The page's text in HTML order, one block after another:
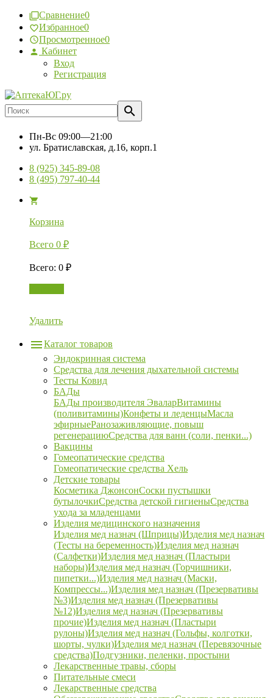
Сравнение0
Избранное0
Просмотренное0
Кабинет
Вход
Регистрация
Пн-Вс 09:00—21:00
ул. Братиславская, д.16, корп.1
8 (925) 345-89-08
8 (495) 797-40-44
Корзина
Всего 0 ₽
Всего: 0 ₽
Удалить
Каталог товаров
Эндокринная система
Средства для лечения дыхательной системы
Тесты Ковид
БАДы
БАДы производителя ЭваларВитамины
(поливитамины)Конфеты и леденцыМасла
эфирныеРанозаживляющие, повыш
регенерациюСредства для ванн (соли, пенки...)
Вакцины
Гомеопатические средства
Гомеопатические средства Хель
Детские товары
Косметика ДжонсонСоски пустышки
бутылочкиСредства детской гигиеныСредства
ухода за младенцами
Изделия медицинского назначения
Изделия мед назнач (Шприцы)Изделия мед назнач
(Тесты на беременность)Изделия мед назнач
(Салфетки)Изделия мед назнач (Пластыри
наборы)Изделия мед назнач (Горчишники,
пипетки...)Изделия мед назнач (Маски,
Компрессы...)Изделия мед назнач (Презервативы
№3)Изделия мед назнач (Презервативы
№12)Изделия мед назнач (Презервативы
прочие)Изделия мед назнач (Пластыри
рулоны)Изделия мед назнач (Гольфы, колготки,
шорты, чулки)Изделия мед назнач (Перевязочные
средства)Подгузники, пеленки, простыни
Лекарственные травы, сборы
Питательные смеси
Лекарственные средства